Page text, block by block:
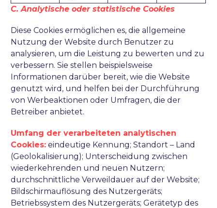
C. Analytische oder statistische Cookies
Diese Cookies ermöglichen es, die allgemeine
Nutzung der Website durch Benutzer zu
analysieren, um die Leistung zu bewerten und zu
verbessern. Sie stellen beispielsweise
Informationen darüber bereit, wie die Website
genutzt wird, und helfen bei der Durchführung
von Werbeaktionen oder Umfragen, die der
Betreiber anbietet.
Umfang der verarbeiteten analytischen
Cookies: eindeutige Kennung; Standort – Land
(Geolokalisierung); Unterscheidung zwischen
wiederkehrenden und neuen Nutzern;
durchschnittliche Verweildauer auf der Website;
Bildschirmauflösung des Nutzergeräts;
Betriebssystem des Nutzergeräts; Gerätetyp des